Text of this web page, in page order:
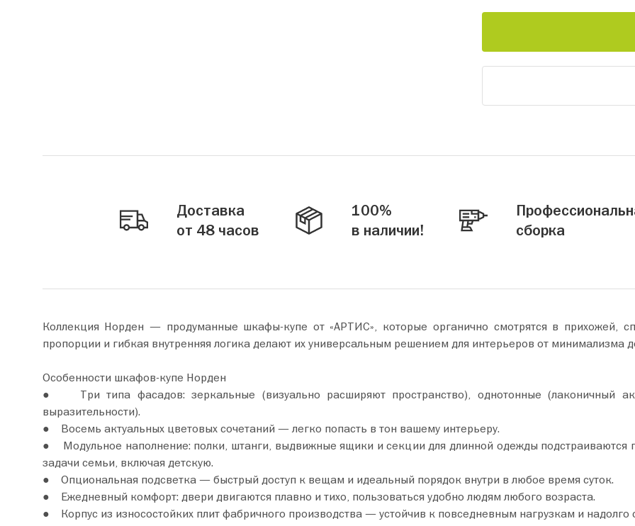
Доставка
от 48 часов
100%
в наличии!
сборка
Коллекция Норден — продуманные шкафы‑купе от «АРТИС», которые органично смотрятся в прихожей,
пропорции и гибкая внутренняя логика делают их универсальным решением для интерьеров от минимализма
Особенности шкафов-купе Норден
● Три типа фасадов: зеркальные (визуально расширяют пространство), однотонные (лаконичный
выразительности).
● Восемь актуальных цветовых сочетаний — легко попасть в тон вашему интерьеру.
● Модульное наполнение: полки, штанги, выдвижные ящики и секции для длинной одежды
задачи семьи, включая детскую.
● Опциональная подсветка — быстрый доступ к вещам и идеальный порядок внутри в любое время суток.
● Ежедневный комфорт: двери двигаются плавно и тихо, пользоваться удобно людям любого возраста.
● Корпус из износостойких плит фабричного производства — устойчив к повседневным нагрузкам и надолго